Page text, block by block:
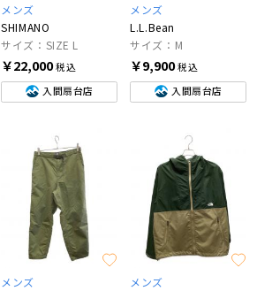
メンズ
SHIMANO
サイズ：SIZE L
￥22,000税込
入間扇台店
メンズ
L.L.Bean
サイズ：M
￥9,900税込
入間扇台店
メンズ
メンズ